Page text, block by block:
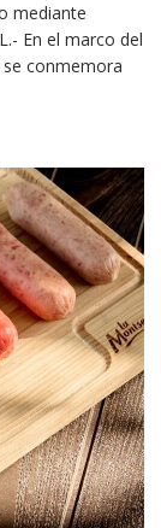
mediante
En el marco del
conmemora